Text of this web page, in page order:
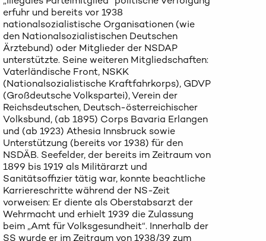
erfuhr und bereits vor 1938
nationalsozialistische Organisationen (wie
den Nationalsozialistischen Deutschen
Ärztebund) oder Mitglieder der NSDAP
unterstützte. Seine weiteren Mitgliedschaften:
Vaterländische Front, NSKK
(Nationalsozialistische Kraftfahrkorps), GDVP
(Großdeutsche Volkspartei), Verein der
Reichsdeutschen, Deutsch-österreichischer
Volksbund, (ab 1895) Corps Bavaria Erlangen
und (ab 1923) Athesia Innsbruck sowie
Unterstützung (bereits vor 1938) für den
NSDÄB. Seefelder, der bereits im Zeitraum von
1899 bis 1919 als Militärarzt und
Sanitätsoffizier tätig war, konnte beachtliche
Karriereschritte während der NS-Zeit
vorweisen: Er diente als Oberstabsarzt der
Wehrmacht und erhielt 1939 die Zulassung
beim „Amt für Volksgesundheit“. Innerhalb der
SS wurde er im Zeitraum von 1938/39 zum